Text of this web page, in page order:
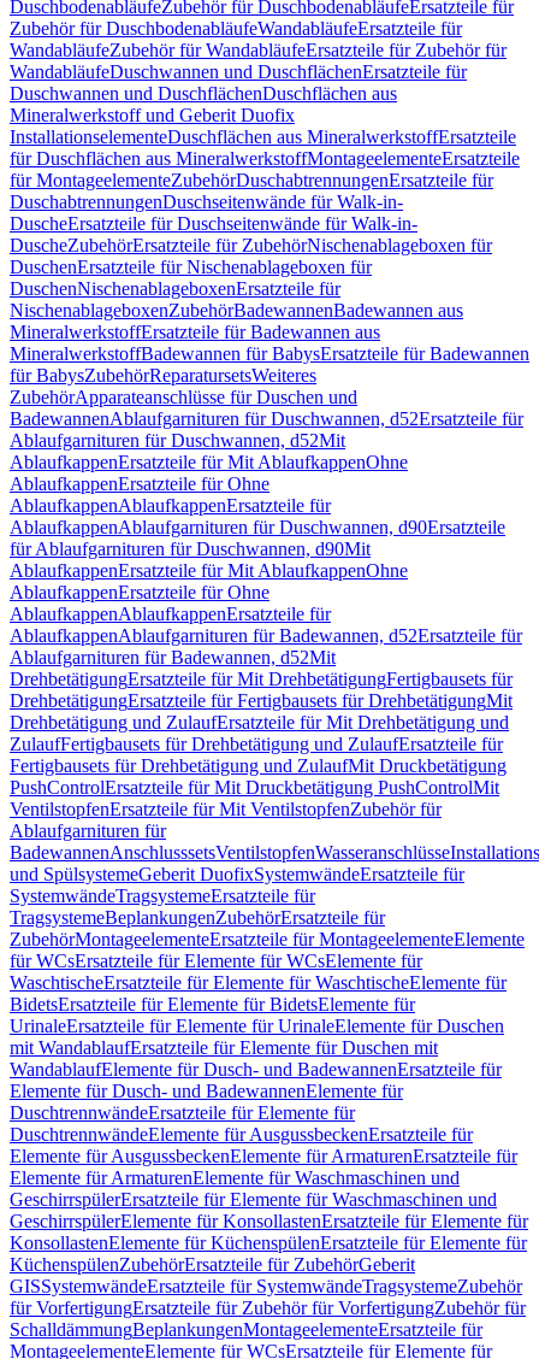
DuschbodenabläufeZubehör für DuschbodenabläufeErsatzteile für
Zubehör für DuschbodenabläufeWandabläufeErsatzteile für
WandabläufeZubehör für WandabläufeErsatzteile für Zubehör für
WandabläufeDuschwannen und DuschflächenErsatzteile für
Duschwannen und DuschflächenDuschflächen aus
Mineralwerkstoff und Geberit Duofix
InstallationselementeDuschflächen aus MineralwerkstoffErsatzteile
für Duschflächen aus MineralwerkstoffMontageelementeErsatzteile
für MontageelementeZubehörDuschabtrennungenErsatzteile für
DuschabtrennungenDuschseitenwände für Walk-in-
DuscheErsatzteile für Duschseitenwände für Walk-in-
DuscheZubehörErsatzteile für ZubehörNischenablageboxen für
DuschenErsatzteile für Nischenablageboxen für
DuschenNischenablageboxenErsatzteile für
NischenablageboxenZubehörBadewannenBadewannen aus
MineralwerkstoffErsatzteile für Badewannen aus
MineralwerkstoffBadewannen für BabysErsatzteile für Badewannen
für BabysZubehörReparatursetsWeiteres
ZubehörApparateanschlüsse für Duschen und
BadewannenAblaufgarnituren für Duschwannen, d52Ersatzteile für
Ablaufgarnituren für Duschwannen, d52Mit
AblaufkappenErsatzteile für Mit AblaufkappenOhne
AblaufkappenErsatzteile für Ohne
AblaufkappenAblaufkappenErsatzteile für
AblaufkappenAblaufgarnituren für Duschwannen, d90Ersatzteile
für Ablaufgarnituren für Duschwannen, d90Mit
AblaufkappenErsatzteile für Mit AblaufkappenOhne
AblaufkappenErsatzteile für Ohne
AblaufkappenAblaufkappenErsatzteile für
AblaufkappenAblaufgarnituren für Badewannen, d52Ersatzteile für
Ablaufgarnituren für Badewannen, d52Mit
DrehbetätigungErsatzteile für Mit DrehbetätigungFertigbausets für
DrehbetätigungErsatzteile für Fertigbausets für DrehbetätigungMit
Drehbetätigung und ZulaufErsatzteile für Mit Drehbetätigung und
ZulaufFertigbausets für Drehbetätigung und ZulaufErsatzteile für
Fertigbausets für Drehbetätigung und ZulaufMit Druckbetätigung
PushControlErsatzteile für Mit Druckbetätigung PushControlMit
VentilstopfenErsatzteile für Mit VentilstopfenZubehör für
Ablaufgarnituren für
BadewannenAnschlusssetsVentilstopfenWasseranschlüsse
und SpülsystemeGeberit DuofixSystemwändeErsatzteile für
SystemwändeTragsystemeErsatzteile für
TragsystemeBeplankungenZubehörErsatzteile für
ZubehörMontageelementeErsatzteile für MontageelementeElemente
für WCsErsatzteile für Elemente für WCsElemente für
WaschtischeErsatzteile für Elemente für WaschtischeElemente für
BidetsErsatzteile für Elemente für BidetsElemente für
UrinaleErsatzteile für Elemente für UrinaleElemente für Duschen
mit WandablaufErsatzteile für Elemente für Duschen mit
WandablaufElemente für Dusch- und BadewannenErsatzteile für
Elemente für Dusch- und BadewannenElemente für
DuschtrennwändeErsatzteile für Elemente für
DuschtrennwändeElemente für AusgussbeckenErsatzteile für
Elemente für AusgussbeckenElemente für ArmaturenErsatzteile für
Elemente für ArmaturenElemente für Waschmaschinen und
GeschirrspülerErsatzteile für Elemente für Waschmaschinen und
GeschirrspülerElemente für KonsollastenErsatzteile für Elemente für
KonsollastenElemente für KüchenspülenErsatzteile für Elemente für
KüchenspülenZubehörErsatzteile für ZubehörGeberit
GISSystemwändeErsatzteile für SystemwändeTragsystemeZubehör
für VorfertigungErsatzteile für Zubehör für VorfertigungZubehör für
SchalldämmungBeplankungenMontageelementeErsatzteile für
MontageelementeElemente für WCsErsatzteile für Elemente für